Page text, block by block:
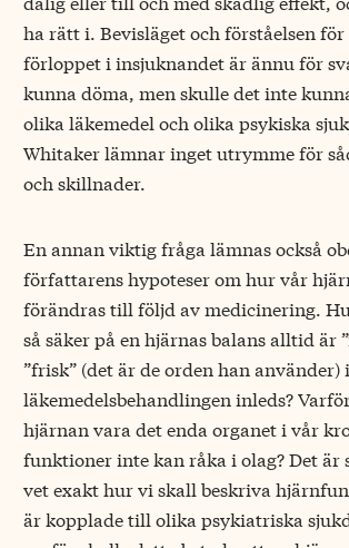
ha rätt i. Bevisläget och förståelsen
förloppet i insjuknandet är ännu för
kunna döma, men skulle det inte
olika läkemedel och olika psykiska
Whitaker lämnar inget utrymme för
och skillnader.
En annan viktig fråga lämnas också
författarens hypoteser om hur vår
förändras till följd av medicinering.
så säker på en hjärnas balans alltid är
”frisk” (det är de orden han använder)
läkemedelsbehandlingen inleds?
hjärnan vara det enda organet i vår
funktioner inte kan råka i olag? Det är
vet exakt hur vi skall beskriva
är kopplade till olika psykiatriska